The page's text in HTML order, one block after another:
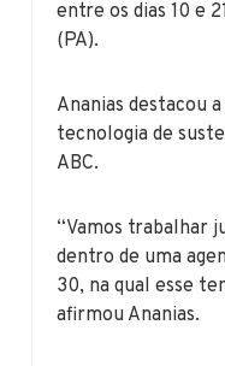
entre os dias 10 e
(PA).
Ananias destacou
tecnologia de
ABC.
“Vamos trabalhar
dentro de uma
30, na qual esse
afirmou Ananias.